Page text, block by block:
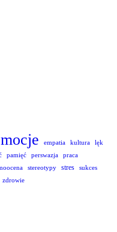
empatia kultura
lęk
pamięć perswazja
praca
stereotypy stres sukces
zdrowie